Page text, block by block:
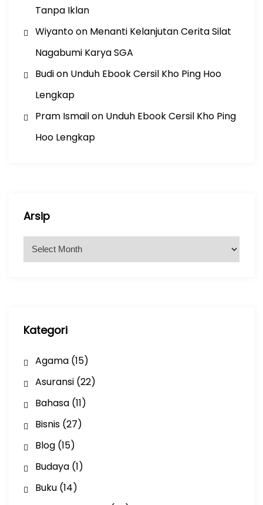
Tanpa Iklan
Wiyantoon Menanti Kelanjutan Cerita Silat
Nagabumi Karya SGA
Budion Unduh Ebook Cersil Kho Ping Hoo
Lengkap
Pram Ismailon Unduh Ebook Cersil Kho Ping
Hoo Lengkap
Arsip
Kategori
Agama(15)
Asuransi(22)
Bahasa(11)
Bisnis(27)
Blog(15)
Budaya(1)
Buku(14)